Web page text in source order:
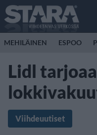
MEHILÄINEN ESPOO
Lidl
Viihdeuutiset